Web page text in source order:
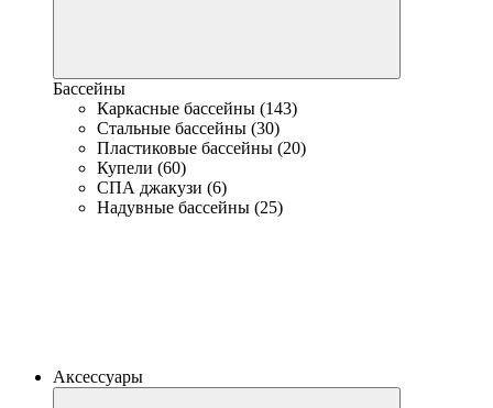
Бассейны
Каркасные бассейны (143)
Стальные бассейны (30)
Пластиковые бассейны (20)
Купели (60)
СПА джакузи (6)
Надувные бассейны (25)
Аксессуары